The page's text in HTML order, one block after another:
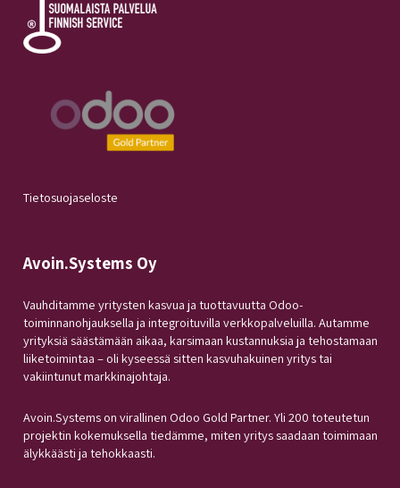
Tietosuojaseloste
Avoin.Systems Oy
Vauhditamme yritysten kasvua ja tuottavuutta Odoo-
toiminnanohjauksella ja integroituvilla verkkopalveluilla. Autamme
yrityksiä säästämään aikaa, karsimaan kustannuksia ja tehostamaan
liiketoimintaa – oli kyseessä sitten kasvuhakuinen yritys tai
vakiintunut markkinajohtaja.
Avoin.Systems on virallinen Odoo Gold Partner. Yli 200 toteutetun
projektin kokemuksella tiedämme, miten yritys saadaan toimimaan
älykkäästi ja tehokkaasti.